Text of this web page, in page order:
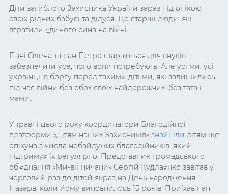
Діти загиблого Захисника України зараз під опікою
своїх рідних бабусі та дідуся. Це старші люди, які
втратили єдиного сина на війні.
Пані Олена та пан Петро стараються для внуків
забезпечити усе, чого вони потребують. Але усі ми, усі
українці, в боргу перед такими дітьми, які залишились
під час війни без обох своїх найдорожчих: без тата і
мами.
У травні цього року координатори Благодійної
платформи «Дітям наших Захисників» знайшли дітям ще
опікуна з числа небайдужих благодійників, який
підтримує їх регулярно. Представник громадського
об'єднання «Ми-вінничани» Сергій Кудлаєнко завітав у
черговий раз до дітей якраз на День народження
Назара, коли йому виповнилось 15 років. Приїхав пан